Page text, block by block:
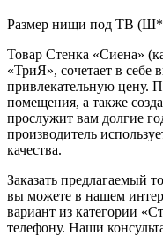
Размер нищи под ТВ
Товар Стенка «Сиена»
«ТриЯ», сочетает в себе
привлекательную цену.
помещения, а также
прослужит вам долгие
производитель
качества.
Заказать предлагаемый
вы можете в нашем
вариант из категории
телефону. Наши